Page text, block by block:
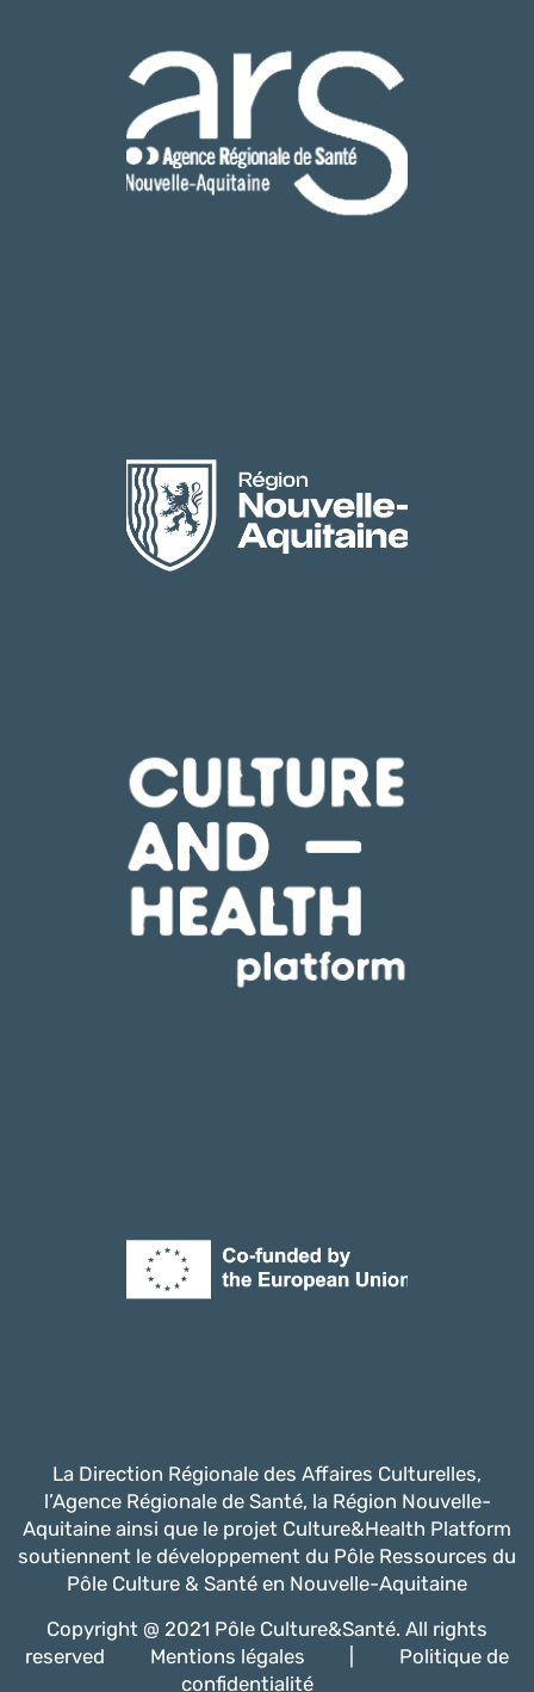
La Direction Régionale des Affaires Culturelles,
l’Agence Régionale de Santé, la Région Nouvelle-
Aquitaine ainsi que le projet Culture&Health Platform
soutiennent le développement du Pôle Ressources du
Pôle Culture & Santé en Nouvelle-Aquitaine
Copyright @ 2021 Pôle Culture&Santé. All rights
reserved
Mentions légales
Politique de
confidentialité